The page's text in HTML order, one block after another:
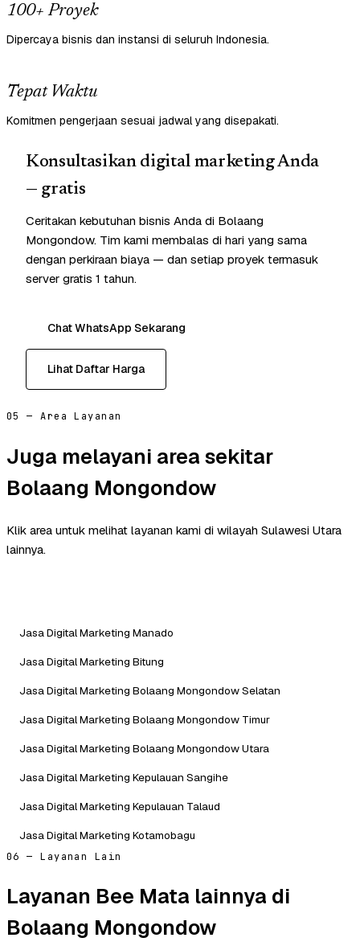
100+ Proyek
Dipercaya bisnis dan instansi di seluruh Indonesia.
Tepat Waktu
Komitmen pengerjaan sesuai jadwal yang disepakati.
Konsultasikan digital marketing Anda
— gratis
Ceritakan kebutuhan bisnis Anda di Bolaang
Mongondow. Tim kami membalas di hari yang sama
dengan perkiraan biaya — dan setiap proyek termasuk
server gratis 1 tahun.
Chat WhatsApp Sekarang
Lihat Daftar Harga
05 — Area Layanan
Juga melayani area sekitar
Bolaang Mongondow
Klik area untuk melihat layanan kami di wilayah Sulawesi Utara
lainnya.
Jasa Digital Marketing Manado
Jasa Digital Marketing Bitung
Jasa Digital Marketing Bolaang Mongondow Selatan
Jasa Digital Marketing Bolaang Mongondow Timur
Jasa Digital Marketing Bolaang Mongondow Utara
Jasa Digital Marketing Kepulauan Sangihe
Jasa Digital Marketing Kepulauan Talaud
Jasa Digital Marketing Kotamobagu
06 — Layanan Lain
Layanan Bee Mata lainnya di
Bolaang Mongondow